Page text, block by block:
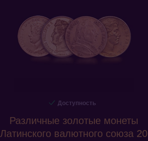
Доступность
Различные золотые монеты
Латинского валютного союза 20